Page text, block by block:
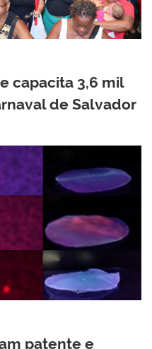
capacita 3,6 mil
de Salvador
patente e